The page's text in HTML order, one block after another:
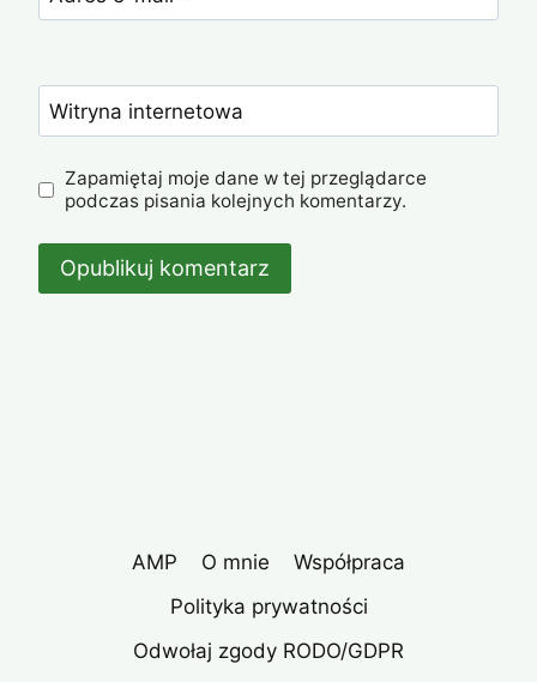
Witryna internetowa
Zapamiętaj moje dane w tej przeglądarce
podczas pisania kolejnych komentarzy.
AMP O mnie
Współpraca
Polityka prywatności
Odwołaj zgody RODO/GDPR